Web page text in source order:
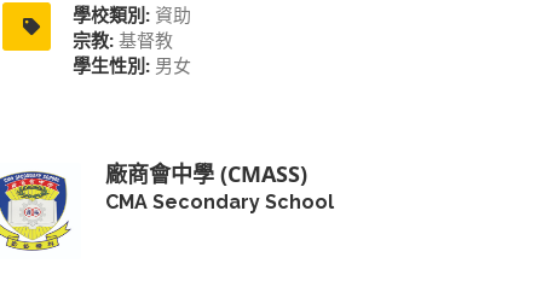
學校類別: 資助
宗教: 基督教
學生性別: 男女
廠商會中學 (CMASS)
CMA Secondary School